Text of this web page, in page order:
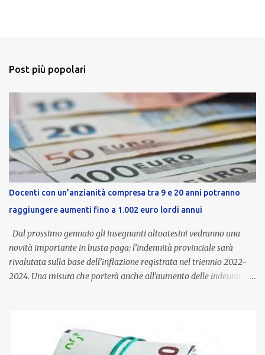
Post più popolari
Docenti con un’anzianità compresa tra 9 e 20 anni potranno
raggiungere aumenti fino a 1.002 euro lordi annui
Dal prossimo gennaio gli insegnanti altoatesini vedranno una
novità importante in busta paga: l’indennità provinciale sarà
rivalutata sulla base dell’inflazione registrata nel triennio 2022-
2024. Una misura che porterà anche all’aumento delle indennità di
dedicato alle donne vittime di violenza di genere, in linea con la
normativa nazionale e con l’obiettivo di offrire maggiore tutela e